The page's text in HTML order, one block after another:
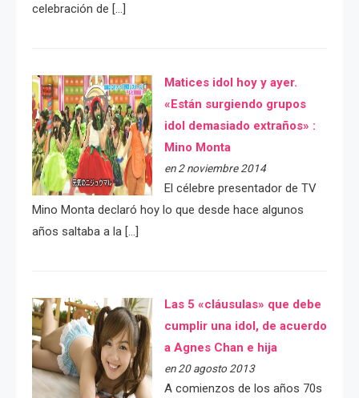
celebración de […]
Matices idol hoy y ayer.
«Están surgiendo grupos
idol demasiado extraños» :
Mino Monta
en 2 noviembre 2014
El célebre presentador de TV
Mino Monta declaró hoy lo que desde hace algunos
años saltaba a la […]
Las 5 «cláusulas» que debe
cumplir una idol, de acuerdo
a Agnes Chan e hija
en 20 agosto 2013
A comienzos de los años 70s